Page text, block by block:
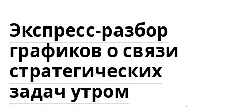
Экспресс-разбор
графиков о связи
стратегических
задач утром